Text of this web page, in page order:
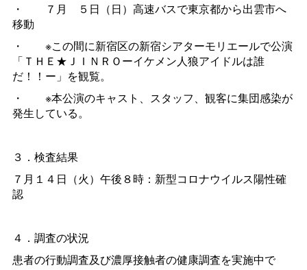
・
７ 月
５日（日）高速バスで東京都から出雲市へ
移動
・ ※この間に新宿区の新宿シアターモリエールで公演
「ＴＨＥ★ＪＩＮＲＯーイケメン人狼アイドルは誰
だ！！ー」を観覧。
・ ※本公演のキャスト、スタッフ、観客に集団感染が
発生している。
３．検査結果
７月１４日（火）午後８時：新型コロナウイルス陽性確
認
４．調査の状況
患者の行動調査及び濃厚接触者の健康調査を実施中で